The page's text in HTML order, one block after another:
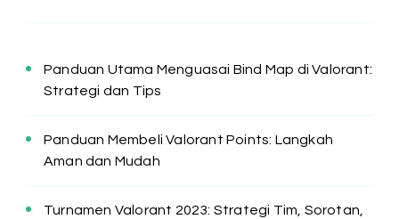
Panduan Utama Menguasai Bind Map di Valorant:
Strategi dan Tips
Panduan Membeli Valorant Points: Langkah
Aman dan Mudah
Turnamen Valorant 2023: Strategi Tim, Sorotan,